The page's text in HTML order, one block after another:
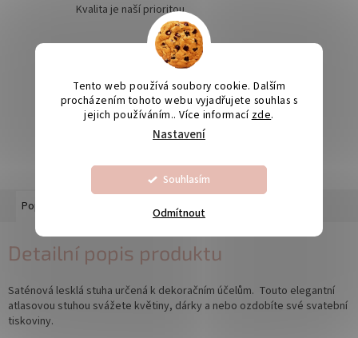
Tento web používá soubory cookie. Dalším
procházením tohoto webu vyjadřujete souhlas s
jejich používáním.. Více informací zde.
Nastavení
Odmítnout
Souhlasím
Kvalita je naší prioritou
Odesíláme na Slovensko
Výroba svatebních oznámení 5-10 dnů
Popis
Detailní popis produktu
Saténová lesklá stuha určená k dekoračním účelům. Touto elegantní
atlasovou stuhou svážete květiny, dárky a nebo ozdobíte své svatební
tiskoviny.